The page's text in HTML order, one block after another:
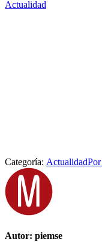
Actualidad
Categoría: ActualidadPor
Autor: piemse